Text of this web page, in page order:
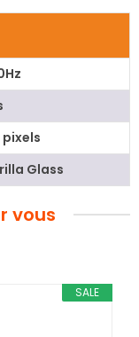
pixels
Glass
vous